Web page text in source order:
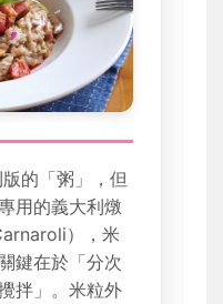
的「粥」，但
用的義大利燉
），米
鍵在於「分次
拌」。米粒外